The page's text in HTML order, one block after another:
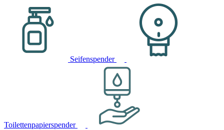
Seifenspender
Toilettenpapierspender